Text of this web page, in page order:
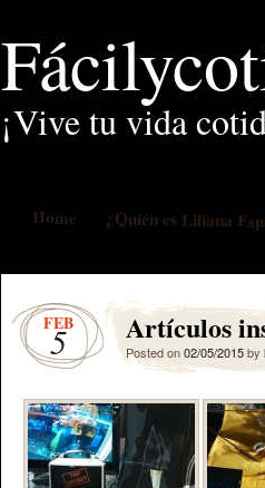
¡Vive tu vida
Home ¿Quién es Liliana
FEB
5 Artículos
Posted on02/05/2015by